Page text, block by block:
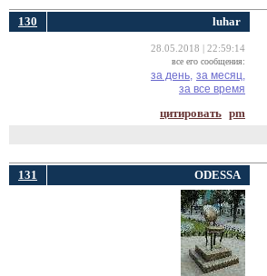
130 luhar
28.05.2018 | 22:59:14
все его сообщения:
за день, за месяц,
за все время
цитировать pm
131 ODESSA